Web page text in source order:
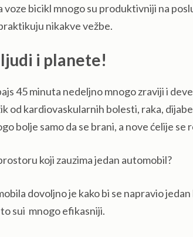
bicikl mnogo su produktivniji na
nikakve vežbe.
i planete!
45 minuta nedeljno mnogo zraviji i
od kardiovaskularnih bolesti, raka,
bolje samo da se brani, a nove ćelije se
koji zauzima jedan automobil?
dovoljno je kako bi se napravio
sui mnogo efikasniji.